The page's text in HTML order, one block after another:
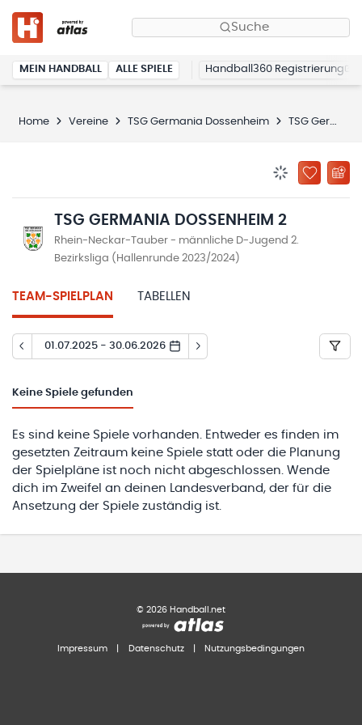
Suche
MEIN HANDBALL ALLE SPIELE Handball360 Registrierung
Home Vereine TSG Germania Dossenheim TSG Germania Dossenheim 2
ZU
TSG GERMANIA DOSSENHEIM 2
Rhein-Neckar-Tauber - männliche D-Jugend 2.
Bezirksliga (Hallenrunde 2023/2024)
TEAM-SPIELPLAN TABELLEN
01.07.2025 - 30.06.2026
Keine Spiele gefunden
Es sind keine Spiele vorhanden. Entweder es finden im
gesetzten Zeitraum keine Spiele statt oder die Planung
der Spielpläne ist noch nicht abgeschlossen. Wende
dich im Zweifel an deinen Landesverband, der für die
Ansetzung der Spiele zuständig ist.
© 2026 Handball.net
Impressum Datenschutz Nutzungsbedingungen